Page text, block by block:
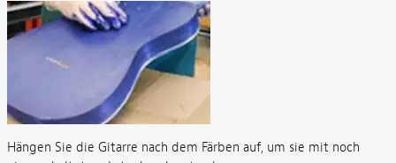
Hängen Sie die Gitarre nach dem Färben auf, um sie mit noch